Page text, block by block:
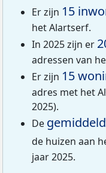
Er zijn 15
het Alartserf.
In 2025 zijn er
adressen van
Er zijn 15
adres met het
2025).
De
de huizen aan
jaar 2025.